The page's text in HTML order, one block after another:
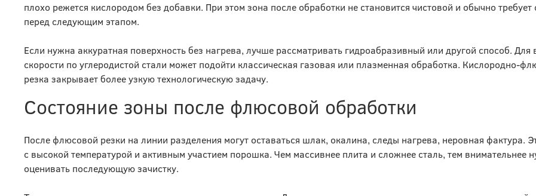
плохо режется кислородом без добавки. При этом зона после обработки не становится чистовой и обычно требует
перед следующим этапом.
Если нужна аккуратная поверхность без нагрева, лучше рассматривать гидроабразивный или другой способ. Для
скорости по углеродистой стали может подойти классическая газовая или плазменная обработка. Кислородно-
резка закрывает более узкую технологическую задачу.
Состояние зоны после флюсовой обработки
После флюсовой резки на линии разделения могут оставаться шлак, окалина, следы нагрева, неровная фактура.
с высокой температурой и активным участием порошка. Чем массивнее плита и сложнее сталь, тем внимательнее
оценивать последующую зачистку.